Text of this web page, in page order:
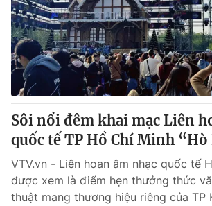
Thị trường 24h Tấm lòng
VTV4 Vươn
VTV9 VTV8
Liên hệ tòa soạn
Sôi nổi đêm khai mạc Liên
quốc tế TP Hồ Chí Minh “Hò
VTV.vn - Liên hoan âm nhạc quốc tế
được xem là điểm hẹn thưởng thức
thuật mang thương hiệu riêng của TP